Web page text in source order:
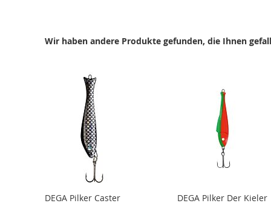
HINZUFÜGENHINZUFÜGEN
Wir haben andere Produkte gefunden, die Ihnen
DEGA Pilker Caster
DEGA Pilker Der Kieler